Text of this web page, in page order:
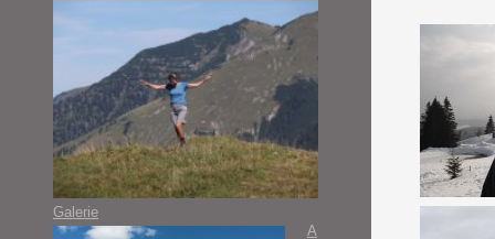
Galerie
A